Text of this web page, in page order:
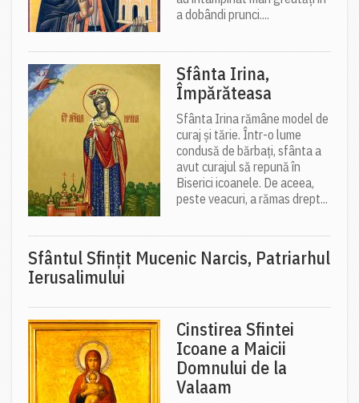
a dobândi prunci....
Sfânta Irina,
Împărăteasa
Sfânta Irina rămâne model de
curaj și tărie. Într-o lume
condusă de bărbați, sfânta a
avut curajul să repună în
Biserici icoanele. De aceea,
peste veacuri, a rămas drept...
Sfântul Sfinţit Mucenic Narcis, Patriarhul
Ierusalimului
Cinstirea Sfintei
Icoane a Maicii
Domnului de la
Valaam